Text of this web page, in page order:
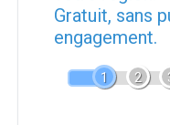
Gratuit, sans
engagement.
1 2